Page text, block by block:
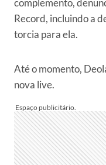
complemento,
Record, incluindo a
torcia para ela.
Até o momento,
nova live.